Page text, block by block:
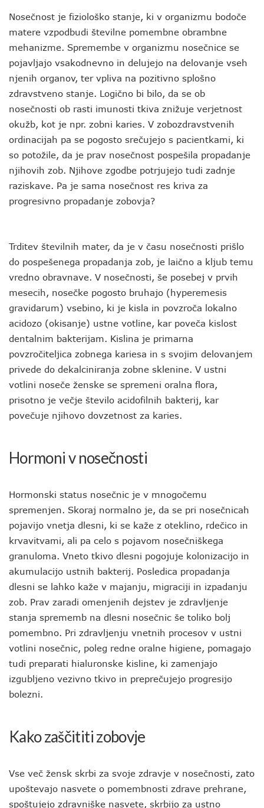
Nosečnost je fiziološko stanje, ki v organizmu bodoče
matere vzpodbudi številne pomembne obrambne
mehanizme. Spremembe v organizmu nosečnice se
pojavljajo vsakodnevno in delujejo na delovanje vseh
njenih organov, ter vpliva na pozitivno splošno
zdravstveno stanje. Logično bi bilo, da se ob
nosečnosti ob rasti imunosti tkiva znižuje verjetnost
okužb, kot je npr. zobni karies. V zobozdravstvenih
ordinacijah pa se pogosto srečujejo s pacientkami, ki
so potožile, da je prav nosečnost pospešila propadanje
njihovih zob. Njihove zgodbe potrjujejo tudi zadnje
raziskave. Pa je sama nosečnost res kriva za
progresivno propadanje zobovja?
Trditev številnih mater, da je v času nosečnosti prišlo
do pospešenega propadanja zob, je laično a kljub temu
vredno obravnave. V nosečnosti, še posebej v prvih
mesecih, nosečke pogosto bruhajo (hyperemesis
gravidarum) vsebino, ki je kisla in povzroča lokalno
acidozo (okisanje) ustne votline, kar poveča kislost
dentalnim bakterijam. Kislina je primarna
povzročiteljica zobnega kariesa in s svojim delovanjem
privede do dekalciniranja zobne sklenine. V ustni
votlini noseče ženske se spremeni oralna flora,
prisotno je večje število acidofilnih bakterij, kar
povečuje njihovo dovzetnost za karies.
Hormoni v nosečnosti
Hormonski status nosečnic je v mnogočemu
spremenjen. Skoraj normalno je, da se pri nosečnicah
pojavijo vnetja dlesni, ki se kaže z oteklino, rdečico in
krvavitvami, ali pa celo s pojavom nosečniškega
granuloma. Vneto tkivo dlesni pogojuje kolonizacijo in
akumulacijo ustnih bakterij. Posledica propadanja
dlesni se lahko kaže v majanju, migraciji in izpadanju
zob. Prav zaradi omenjenih dejstev je zdravljenje
stanja sprememb na dlesni nosečnic še toliko bolj
pomembno. Pri zdravljenju vnetnih procesov v ustni
votlini nosečnic, poleg redne oralne higiene, pomagajo
tudi preparati hialuronske kisline, ki zamenjajo
izgubljeno vezivno tkivo in preprečujejo progresijo
bolezni.
Kako zaščititi zobovje
Vse več žensk skrbi za svoje zdravje v nosečnosti, zato
upoštevajo nasvete o pomembnosti zdrave prehrane,
spoštujejo zdravniške nasvete, skrbijo za ustno